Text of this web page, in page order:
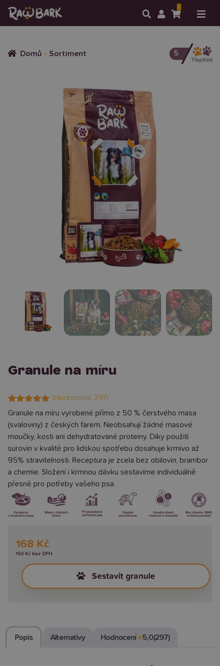
1
Domů » Sortiment 5
Granule na míru
Hodnoceno
4.99z 5 na
základě
297
hodnocení
zákazníků
(Hodnocení: 297)
Granule na míru vyrobené přímo z 50 % čerstvého masa
(svaloviny) z českých farem. Neobsahují žádné masové
moučky, kosti ani dehydratované proteiny. Díky použití
surovin v kvalitě pro lidskou spotřebu dosahuje krmivo až
95% stravitelnosti. Receptura je zcela bez obilovin, brambor
a chemie. Složení i krmnou dávku sestavíme individuálně
přesně pro potřeby vašeho psa.
168 Kč
150 Kč bez DPH
Sestavit granule
Popis Alternativy Hodnocení ★5,0(297)